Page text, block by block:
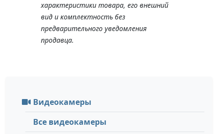
характеристики товара, его внешний
вид и комплектность без
предварительного уведомления
продавца.
Видеокамеры
Все видеокамеры